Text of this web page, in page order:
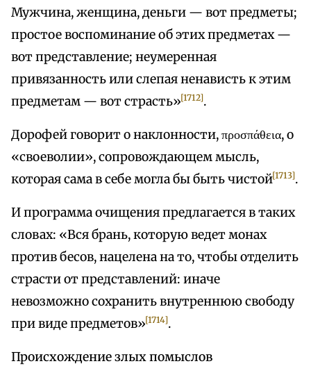
Мужчина, женщина, деньги — вот предметы;
простое воспоминание об этих предметах —
вот представление; неумеренная
привязанность или слепая ненависть к этим
предметам — вот страсть»[1712].
Дорофей говорит о наклонности, προσπάθεια, о
«своеволии», сопровождающем мысль,
которая сама в себе могла бы быть чистой[1713].
И программа очищения предлагается в таких
словах: «Вся брань, которую ведет монах
против бесов, нацелена на то, чтобы отделить
страсти от представлений: иначе
невозможно сохранить внутреннюю свободу
при виде предметов»[1714].
Происхождение злых помыслов